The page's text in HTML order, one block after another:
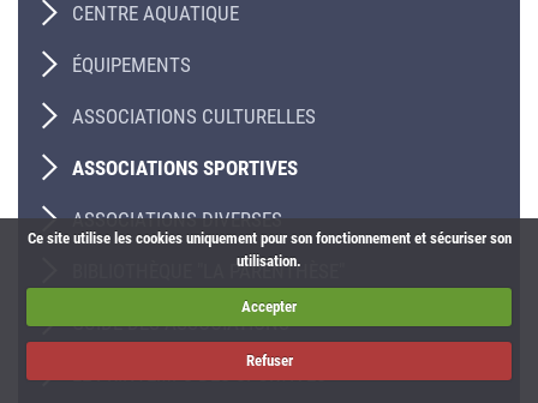
Ce site utilise les cookies uniquement pour son fonctionnement et sécuriser son
utilisation.
Accepter
Refuser
CENTRE AQUATIQUE
ÉQUIPEMENTS
ASSOCIATIONS CULTURELLES
ASSOCIATIONS SPORTIVES
ASSOCIATIONS DIVERSES
BIBLIOTHÈQUE "LA PARENTHÈSE"
GUIDE DES ASSOCIATIONS
LE PRINTEMPS DES SPORTIVES